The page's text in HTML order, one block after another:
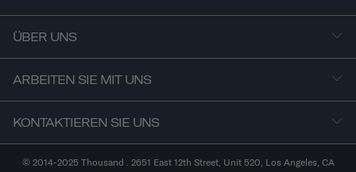
ÜBER UNS
ARBEITEN SIE MIT UNS
KONTAKTIEREN SIE UNS
© 2014-2025 Thousand . 2651 East 12th Street, Unit 520, Los Angeles, CA